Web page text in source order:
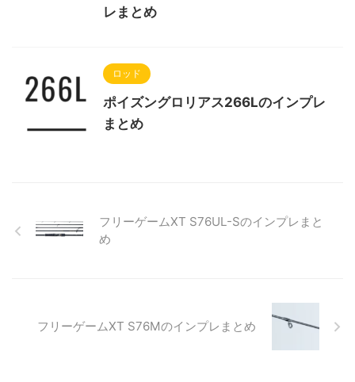
レまとめ
ロッド
ポイズングロリアス266Lのインプレ
まとめ
フリーゲームXT S76UL-Sのインプレまと
め
フリーゲームXT S76Mのインプレまとめ